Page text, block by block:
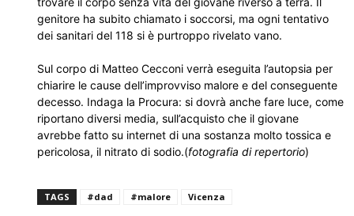
genitore ha subito chiamato i soccorsi, ma ogni tentativo
dei sanitari del 118 si è purtroppo rivelato vano.
Sul corpo di Matteo Cecconi verrà eseguita l’autopsia per
chiarire le cause dell’improvviso malore e del conseguente
decesso. Indaga la Procura: si dovrà anche fare luce, come
riportano diversi media, sull’acquisto che il giovane
avrebbe fatto su internet di una sostanza molto tossica e
pericolosa, il nitrato di sodio.(fotografia di repertorio)
TAGS #dad #malore Vicenza